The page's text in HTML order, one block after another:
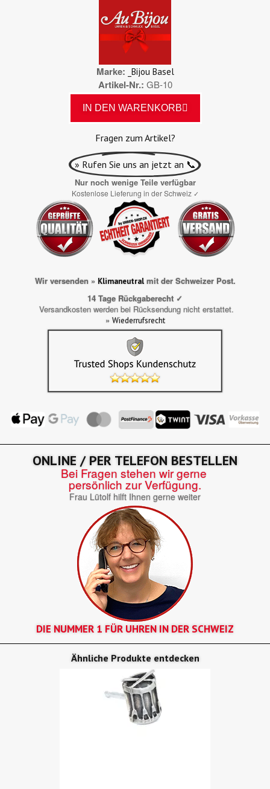
Marke _Bijou Basel
Artikel-Nr. GB-10
IN DEN WARENKORB
Fragen zum Artikel?
» Rufen Sie uns an jetzt an 📞
Nur noch wenige Teile verfügbar
Kostenlose Lieferung in der Schweiz ✓
Wir versenden » Klimaneutralmit der Schweizer Post.
14 Tage Rückgaberecht ✓
Versandkosten werden bei Rücksendung nicht erstattet.
» Wiederrufsrecht
ONLINE / PER TELEFON BESTELLEN
Bei Fragen stehen wir gerne
persönlich zur Verfügung.
Frau Lütolf hilft Ihnen gerne weiter
DIE NUMMER 1 FÜR UHREN IN DER SCHWEIZ
Ähnliche Produkte entdecken